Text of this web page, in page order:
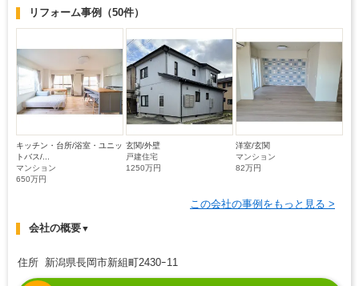
リフォーム事例 （50件）
キッチン・台所/浴室・ユニッ
トバス/...
マンション
650万円
玄関/外壁
戸建住宅
1250万円
洋室/玄関
マンション
82万円
この会社の事例をもっと見る >
会社の概要▼
住所 新潟県長岡市新組町2430ｰ11